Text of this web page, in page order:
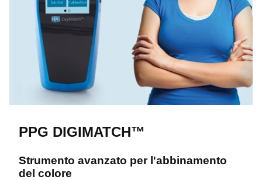
PPG DIGIMATCH™
Strumento avanzato per l'abbinamento
del colore